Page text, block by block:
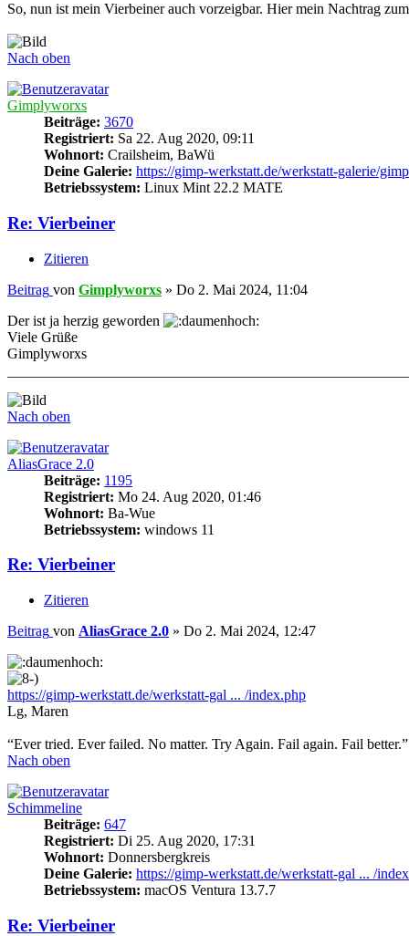
So, nun ist mein Vierbeiner auch vorzeigbar. Hier mein Nachtrag
Nach oben
Gimplyworxs
Beiträge: 3670
Registriert: Sa 22. Aug 2020, 09:11
Wohnort: Crailsheim, BaWü
Deine Galerie: https://gimp-werkstatt.de/werkstatt-galerie/
Betriebssystem: Linux Mint 22.2 MATE
Re: Vierbeiner
Zitieren
Beitrag von Gimplyworxs » Do 2. Mai 2024, 11:04
Der ist ja herzig geworden
Viele Grüße
Gimplyworxs
Nach oben
AliasGrace 2.0
Beiträge: 1195
Registriert: Mo 24. Aug 2020, 01:46
Wohnort: Ba-Wue
Betriebssystem: windows 11
Re: Vierbeiner
Zitieren
Beitrag von AliasGrace 2.0 » Do 2. Mai 2024, 12:47
https://gimp-werkstatt.de/werkstatt-gal ... /index.php
Lg, Maren
“Ever tried. Ever failed. No matter. Try Again. Fail again. Fail
Nach oben
Schimmeline
Beiträge: 647
Registriert: Di 25. Aug 2020, 17:31
Wohnort: Donnersbergkreis
Deine Galerie: https://gimp-werkstatt.de/werkstatt-gal ... /
Betriebssystem: macOS Ventura 13.7.7
Re: Vierbeiner